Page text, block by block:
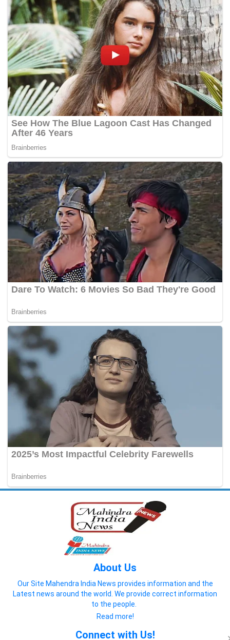
About Us
Our Site Mahendra India News provides information and the
Latest news around the world. We provide correct information
to the people.
Read more!
Connect with Us!